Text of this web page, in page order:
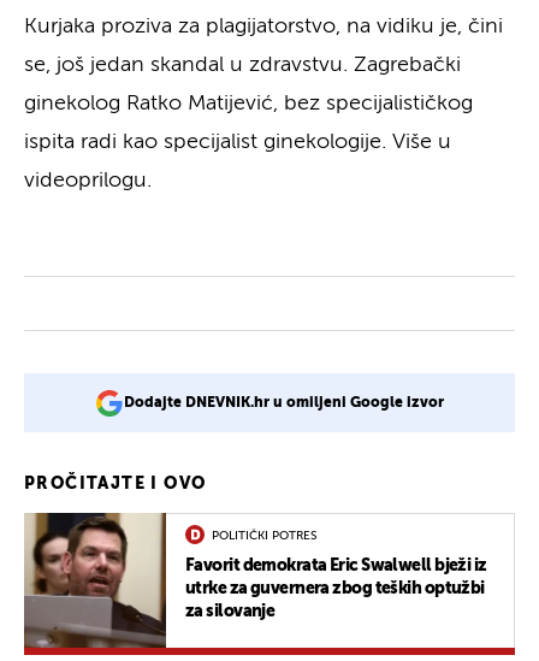
Kurjaka proziva za plagijatorstvo, na vidiku je, čini
se, još jedan skandal u zdravstvu. Zagrebački
ginekolog Ratko Matijević, bez specijalističkog
ispita radi kao specijalist ginekologije. Više u
videoprilogu.
Dodajte DNEVNIK.hr u omiljeni Google izvor
PROČITAJTE I OVO
POLITIČKI POTRES
Favorit demokrata Eric Swalwell bježi iz
utrke za guvernera zbog teških optužbi
za silovanje